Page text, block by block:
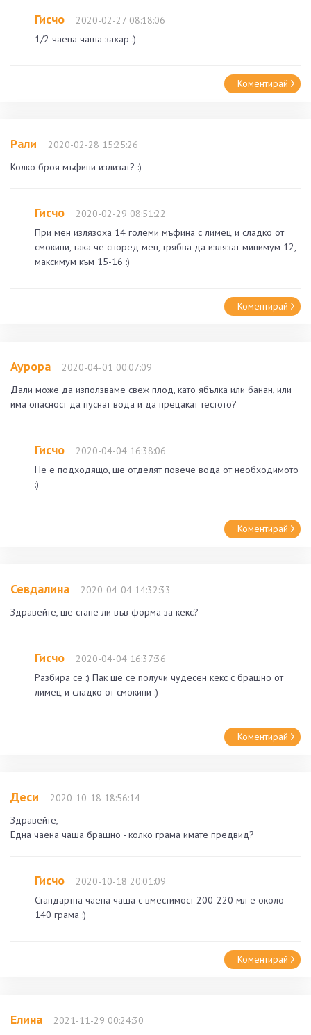
Гисчо
2020-02-27 08:18:06
1/2 чаена чаша захар :)
Коментирай
Рали
2020-02-28 15:25:26
Колко броя мъфини излизат? :)
Гисчо
2020-02-29 08:51:22
При мен излязоха 14 големи мъфина с лимец и сладко от
смокини, така че според мен, трябва да излязат минимум 12,
максимум към 15-16 :)
Коментирай
Аурора
2020-04-01 00:07:09
Дали може да използваме свеж плод, като ябълка или банан, или
има опасност да пуснат вода и да прецакат тестото?
Гисчо
2020-04-04 16:38:06
Не е подходящо, ще отделят повече вода от необходимото
:)
Коментирай
Севдалина
2020-04-04 14:32:33
Здравейте, ще стане ли във форма за кекс?
Гисчо
2020-04-04 16:37:36
Разбира се :) Пак ще се получи чудесен кекс с брашно от
лимец и сладко от смокини :)
Коментирай
Деси
2020-10-18 18:56:14
Здравейте,
Една чаена чаша брашно - колко грама имате предвид?
Гисчо
2020-10-18 20:01:09
Стандартна чаена чаша с вместимост 200-220 мл е около
140 грама :)
Коментирай
Елина
2021-11-29 00:24:30